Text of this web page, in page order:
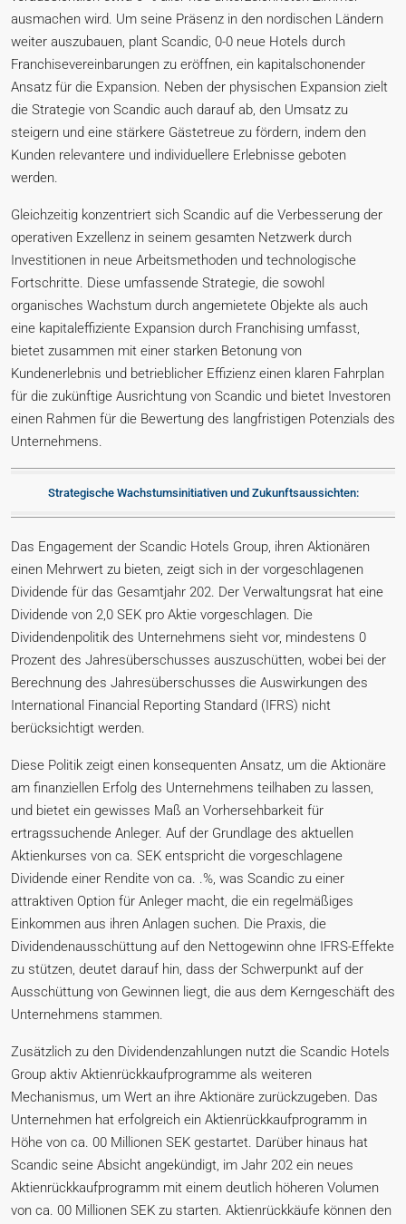
ausmachen wird. Um seine Präsenz in den nordischen Ländern
weiter auszubauen, plant Scandic, 0-0 neue Hotels durch
Franchisevereinbarungen zu eröffnen, ein kapitalschonender
Ansatz für die Expansion. Neben der physischen Expansion zielt
die Strategie von Scandic auch darauf ab, den Umsatz zu
steigern und eine stärkere Gästetreue zu fördern, indem den
Kunden relevantere und individuellere Erlebnisse geboten
werden.
Gleichzeitig konzentriert sich Scandic auf die Verbesserung der
operativen Exzellenz in seinem gesamten Netzwerk durch
Investitionen in neue Arbeitsmethoden und technologische
Fortschritte. Diese umfassende Strategie, die sowohl
organisches Wachstum durch angemietete Objekte als auch
eine kapitaleffiziente Expansion durch Franchising umfasst,
bietet zusammen mit einer starken Betonung von
Kundenerlebnis und betrieblicher Effizienz einen klaren Fahrplan
für die zukünftige Ausrichtung von Scandic und bietet Investoren
einen Rahmen für die Bewertung des langfristigen Potenzials des
Unternehmens.
Strategische Wachstumsinitiativen und Zukunftsaussichten:
Das Engagement der Scandic Hotels Group, ihren Aktionären
einen Mehrwert zu bieten, zeigt sich in der vorgeschlagenen
Dividende für das Gesamtjahr 202. Der Verwaltungsrat hat eine
Dividende von 2,0 SEK pro Aktie vorgeschlagen. Die
Dividendenpolitik des Unternehmens sieht vor, mindestens 0
Prozent des Jahresüberschusses auszuschütten, wobei bei der
Berechnung des Jahresüberschusses die Auswirkungen des
International Financial Reporting Standard (IFRS) nicht
berücksichtigt werden.
Diese Politik zeigt einen konsequenten Ansatz, um die Aktionäre
am finanziellen Erfolg des Unternehmens teilhaben zu lassen,
und bietet ein gewisses Maß an Vorhersehbarkeit für
ertragssuchende Anleger. Auf der Grundlage des aktuellen
Aktienkurses von ca. SEK entspricht die vorgeschlagene
Dividende einer Rendite von ca. .%, was Scandic zu einer
attraktiven Option für Anleger macht, die ein regelmäßiges
Einkommen aus ihren Anlagen suchen. Die Praxis, die
Dividendenausschüttung auf den Nettogewinn ohne IFRS-Effekte
zu stützen, deutet darauf hin, dass der Schwerpunkt auf der
Ausschüttung von Gewinnen liegt, die aus dem Kerngeschäft des
Unternehmens stammen.
Zusätzlich zu den Dividendenzahlungen nutzt die Scandic Hotels
Group aktiv Aktienrückkaufprogramme als weiteren
Mechanismus, um Wert an ihre Aktionäre zurückzugeben. Das
Unternehmen hat erfolgreich ein Aktienrückkaufprogramm in
Höhe von ca. 00 Millionen SEK gestartet. Darüber hinaus hat
Scandic seine Absicht angekündigt, im Jahr 202 ein neues
Aktienrückkaufprogramm mit einem deutlich höheren Volumen
von ca. 00 Millionen SEK zu starten. Aktienrückkäufe können den